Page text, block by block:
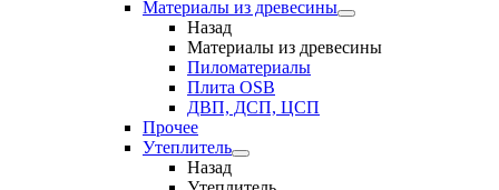
Материалы из древесины
Назад
Материалы из древесины
Пиломатериалы
Плита OSB
ДВП, ДСП, ЦСП
Прочее
Утеплитель
Назад